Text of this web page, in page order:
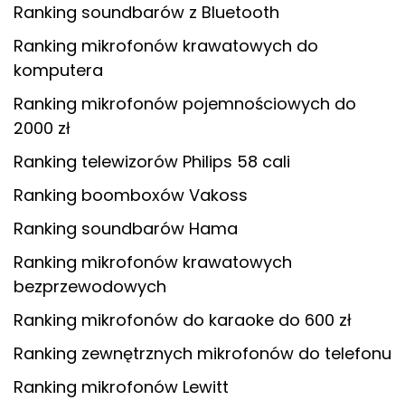
Ranking soundbarów z Bluetooth
Ranking mikrofonów krawatowych do
komputera
Ranking mikrofonów pojemnościowych do
2000 zł
Ranking telewizorów Philips 58 cali
Ranking boomboxów Vakoss
Ranking soundbarów Hama
Ranking mikrofonów krawatowych
bezprzewodowych
Ranking mikrofonów do karaoke do 600 zł
Ranking zewnętrznych mikrofonów do telefonu
Ranking mikrofonów Lewitt